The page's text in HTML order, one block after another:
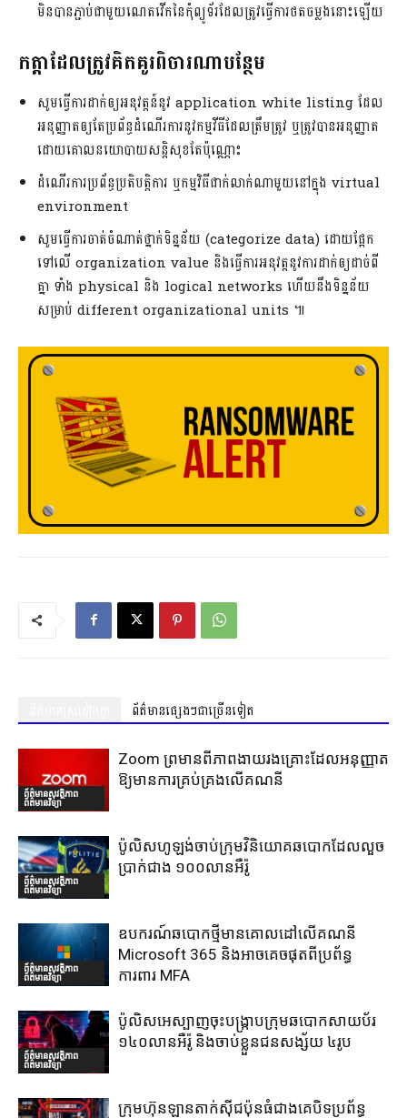
មិនបានភ្ជាប់ជាមួយណេតវើកនៃកុំព្យូទ័រដែលត្រូវធ្វើការថតចម្លងនោះឡើយ
កត្តាដែលត្រូវគិតគូរពិចារណាបន្ថែម
សូមធ្វើការដាក់ឲ្យអនុវត្តន៍នូវ application white listing ដែល
អនុញ្ញាតឲ្យតែប្រព័ន្ធដំណើរការនូវកម្មវីធីដែលត្រឹមត្រូវ ឬត្រូវបានអនុញ្ញាត
ដោយគោលនយោបាយសន្តិសុខតែប៉ុណ្ណោះ
ដំណើរការប្រព័ន្ធប្រតិបត្តិការ ឬកម្មវិធីជាក់លាក់ណាមួយនៅក្នុង virtual
environment
សូមធ្វើការចាត់ចំណាត់ថ្នាក់ទិន្នន័យ (categorize data) ដោយផ្អែក
ទៅលើ organization value និងធ្វើការអនុវត្តនូវការដាក់ឲ្យដាច់ពី
គ្នា ទាំង physical និង logical networks ហើយនឹងទិន្នន័យ
សម្រាប់ different organizational units ៕
ព័ត៌មានផ្សេងៗជាច្រើនទៀត
ព័ត៌មានសុវត្ថិភាព
ព័ត៌មានវិទ្យា
Zoom ព្រមានពីភាពងាយរងគ្រោះដែលអនុញ្ញាត
ឱ្យមានការគ្រប់គ្រងលើគណនី
ព័ត៌មានសុវត្ថិភាព
ព័ត៌មានវិទ្យា
ប៉ូលិសហូឡង់ចាប់ក្រុមវិនិយោគឆបោកដែលលួច
ប្រាក់ជាង ១០០លានអឺរ៉ូ
ព័ត៌មានសុវត្ថិភាព
ព័ត៌មានវិទ្យា
ឧបករណ៍ឆបោកថ្មីមានគោលដៅលើគណនី
Microsoft 365 និងអាចគេចផុតពីប្រព័ន្ធ
ការពារ MFA
ព័ត៌មានសុវត្ថិភាព
ព័ត៌មានវិទ្យា
ប៉ូលិសអេស្បាញចុះបង្រ្កាបក្រុមឆបោកសាយប័រ
១៤០លានអឺរ៉ូ និងចាប់ខ្លួនជនសង្ស័យ ៤រូប
ក្រុមហ៊ុនឡានតាក់ស៊ីជប៉ុនធំជាងគេបិទប្រព័ន្ធ